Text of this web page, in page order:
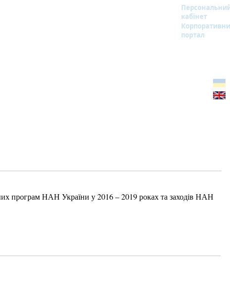
кабінет
портал
програм НАН України у 2016 – 2019 роках та заходів НАН